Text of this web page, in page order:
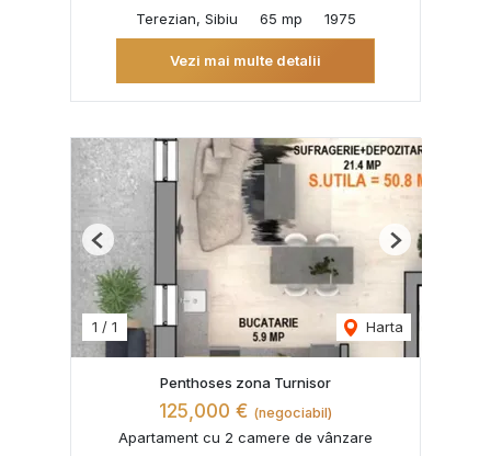
Terezian, Sibiu
65 mp 1975
Vezi mai multe detalii
1 / 1 Harta
Previous Next
Penthoses zona Turnisor
125,000 € (negociabil)
Apartament cu 2 camere de vânzare